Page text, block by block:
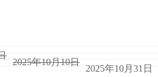
2025年10月10日
2025年10月31日